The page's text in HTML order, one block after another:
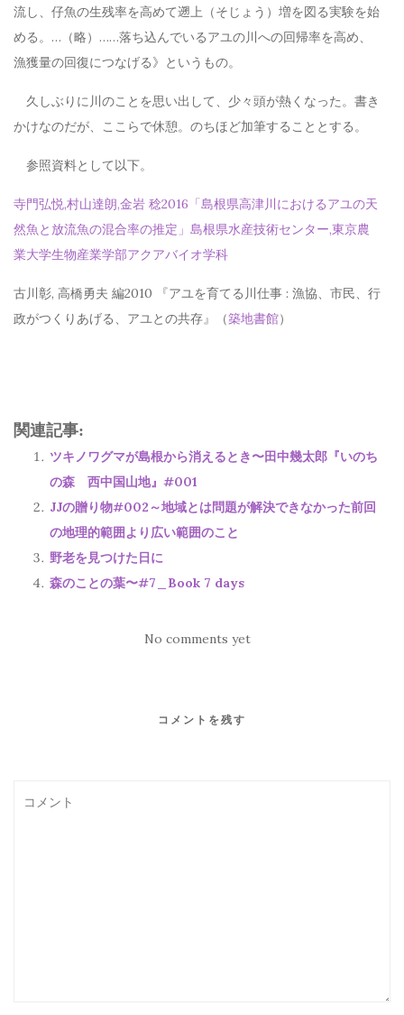
流し、仔魚の生残率を高めて遡上（そじょう）増を図る実験を始
める。…（略）……落ち込んでいるアユの川への回帰率を高め、
漁獲量の回復につなげる》というもの。
久しぶりに川のことを思い出して、少々頭が熱くなった。書き
かけなのだが、ここらで休憩。のちほど加筆することとする。
参照資料として以下。
寺門弘悦,村山達朗,金岩 稔2016「島根県高津川におけるアユの天
然魚と放流魚の混合率の推定」島根県水産技術センター,東京農
業大学生物産業学部アクアバイオ学科
古川彰, 高橋勇夫 編2010 『アユを育てる川仕事 : 漁協、市民、行
政がつくりあげる、アユとの共存』（築地書館）
関連記事:
ツキノワグマが島根から消えるとき〜田中幾太郎『いのち
の森 西中国山地』#001
JJの贈り物#002～地域とは問題が解決できなかった前回
の地理的範囲より広い範囲のこと
野老を見つけた日に
森のことの葉〜#7_Book 7 days
No comments yet
コメントを残す